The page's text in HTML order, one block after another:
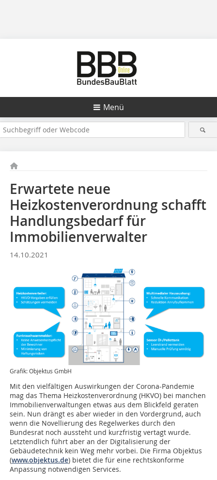
Menü
Erwartete neue
Heizkostenverordnung schafft
Handlungsbedarf für
Immobilienverwalter
14.10.2021
Grafik: Objektus GmbH
Mit den vielfältigen Auswirkungen der Corona-Pandemie
mag das Thema Heizkostenverordnung (HKVO) bei manchen
Immobilienverwaltungen etwas aus dem Blickfeld geraten
sein. Nun drängt es aber wieder in den Vordergrund, auch
wenn die Novellierung des Regelwerkes durch den
Bundesrat noch aussteht und kurzfristig vertagt wurde.
Letztendlich führt aber an der Digitalisierung der
Gebäudetechnik kein Weg mehr vorbei. Die Firma Objektus
(www.objektus.de) bietet die für eine rechtskonforme
Anpassung notwendigen Services.